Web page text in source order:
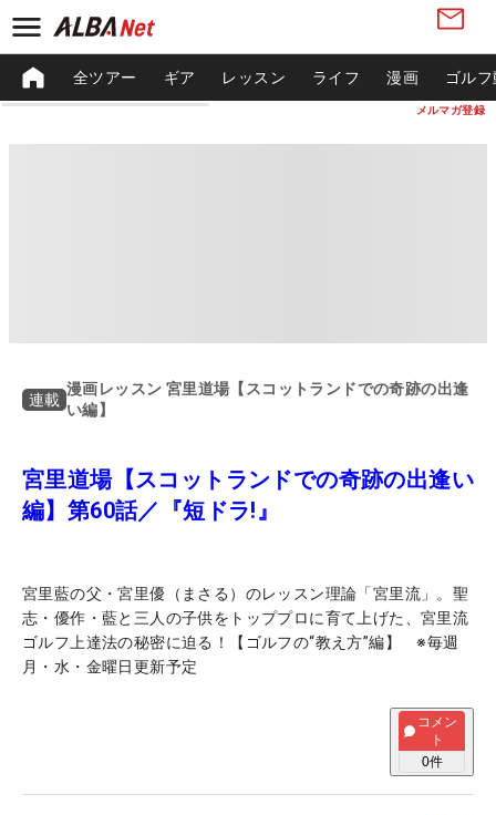
メルマガ登録
全ツアー ギア レッスン ライフ 漫画 ゴル
連載
漫画レッスン 宮里道場【スコットランドでの奇跡の出逢
い編】
宮里道場【スコットランドでの奇跡の出逢い
編】第60話／『短ドラ!』
宮里藍の父・宮里優（まさる）のレッスン理論「宮里流」。聖
志・優作・藍と三人の子供をトッププロに育て上げた、宮里流
ゴルフ上達法の秘密に迫る！【ゴルフの“教え方”編】 ※毎週
月・水・金曜日更新予定
コメン
ト
0件